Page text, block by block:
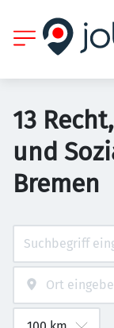
13
und
Bremen